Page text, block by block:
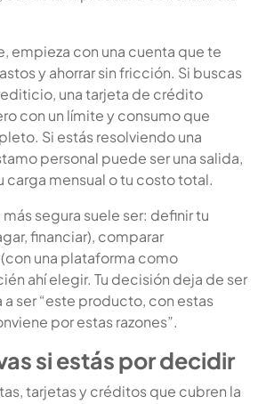
empieza con una cuenta que te
y ahorrar sin fricción. Si buscas
una tarjeta de crédito
con un límite y consumo que
Si estás resolviendo una
personal puede ser una salida,
carga mensual o tu costo total.
más segura suele ser: definir tu
financiar), comparar
una plataforma como
ahí elegir. Tu decisión deja de ser
a ser “este producto, con estas
por estas razones”.
si estás por decidir
tarjetas y créditos que cubren la